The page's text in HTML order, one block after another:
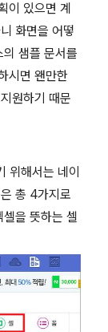
이 있으면 계
화면을 어떻
샘플 문서를
시면 왠만한
원하기 때문
위해서는 네이
총 4가지로
을 뜻하는 셀